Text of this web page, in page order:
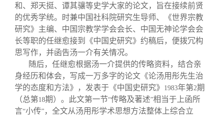
和、郑天挺、谭其骧等史学大家的论文，旨在接续前贤
的优秀学统。时兼中国社科院研究生导师、《世界宗教
研究》主编、中国宗教学学会会长、中国无神论学会会
长等职的任继愈接到《中国史研究》约稿后，便拨冗构
思写作，并函告汤一介有关情况。
随后，任继愈根据汤一介提供的传略资料，结合亲
身经历和体会，写成一万多字的论文《论汤用彤先生治
学的态度和方法》，发表于《中国史研究》 1983年第2期
（总第18期）。此文第一节“传略及著述”相当于上函所
言“小传” ，全文从汤用彤学术思想方法整体上综合立